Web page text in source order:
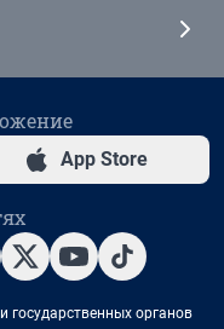
App Store
государственных органов